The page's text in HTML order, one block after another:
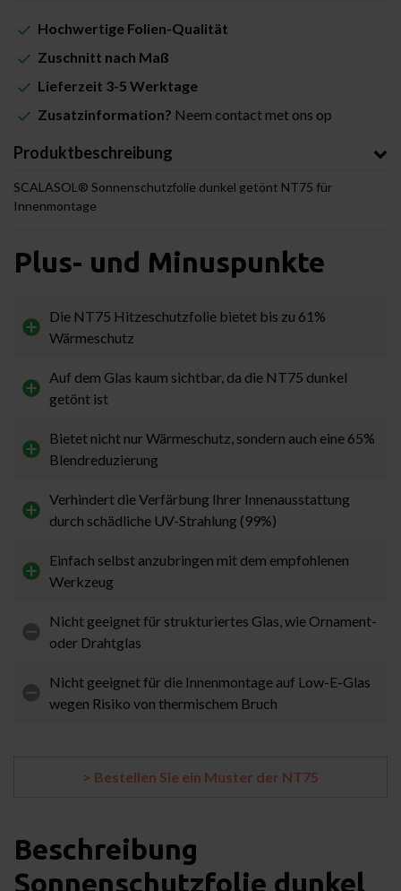
Hochwertige Folien-Qualität
Zuschnitt nach Maß
Lieferzeit 3-5 Werktage
Zusatzinformation? Neem contact met ons op
Produktbeschreibung
SCALASOL® Sonnenschutzfolie dunkel getönt NT75 für
Innenmontage
Plus- und Minuspunkte
Die NT75 Hitzeschutzfolie bietet bis zu 61%
Wärmeschutz
Auf dem Glas kaum sichtbar, da die NT75 dunkel
getönt ist
Bietet nicht nur Wärmeschutz, sondern auch eine 65%
Blendreduzierung
Verhindert die Verfärbung Ihrer Innenausstattung
durch schädliche UV-Strahlung (99%)
Einfach selbst anzubringen mit dem empfohlenen
Werkzeug
Nicht geeignet für strukturiertes Glas, wie Ornament-
oder Drahtglas
Nicht geeignet für die Innenmontage auf Low-E-Glas
wegen Risiko von thermischem Bruch
> Bestellen Sie ein Muster der NT75
Beschreibung
Sonnenschutzfolie dunkel